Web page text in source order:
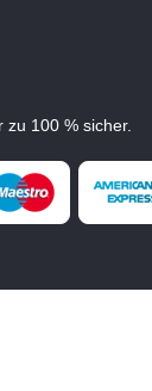
100 % sicher.